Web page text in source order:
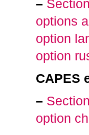
–
options
option
option
CAPES
–
option